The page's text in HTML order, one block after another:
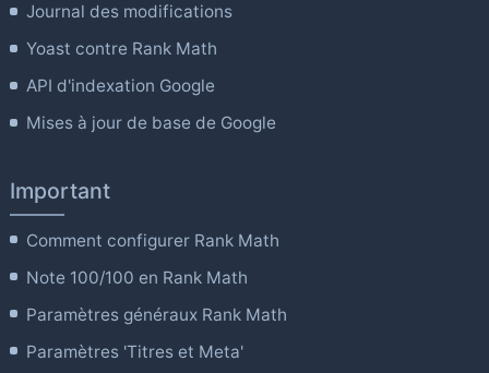
Journal des modifications
Yoast contre Rank Math
API d'indexation Google
Mises à jour de base de Google
Important
Comment configurer Rank Math
Note 100/100 en Rank Math
Paramètres généraux Rank Math
Paramètres 'Titres et Meta'